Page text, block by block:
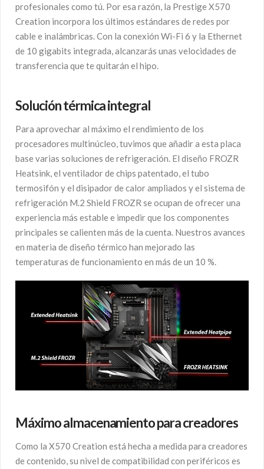
profesionales como tú. Por esa razón, la Prestige X570
Creation incorpora los últimos estándares de redes por
cable e inalámbricas. Con la conexión Wi-Fi 6 y la Ethernet
de 10 gigabits integrada, alcanzarás unas velocidades de
transferencia que te quitarán el hipo.
Solución térmica integral
Para aprovechar al máximo el rendimiento de los
procesadores multinúcleo, tuvimos que añadir a esta placa
base varias soluciones de refrigeración. El diseño FROZR
Heatsink, el ventilador de chips patentado, el tubo
termosifón y el disipador de calor ampliados y el sistema de
refrigeración M.2 Shield FROZR se ocupan de ofrecer una
experiencia más estable e impedir que los componentes
principales se calienten más de la cuenta. Nuestros avances
en materia de diseño térmico han mejorado las
temperaturas de funcionamiento en más de un 10 %.
Máximo almacenamiento para creadores
Como la X570 Creation está hecha a medida para creadores
de contenido, su nivel de compatibilidad con periféricos es